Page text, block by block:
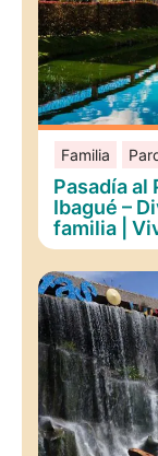
Familia
Pasadía al
Ibagué –
familia |